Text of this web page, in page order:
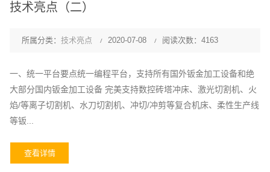
技术亮点（二）
所属分类： 技术亮点 2020-07-08 阅读次数：4163
一、统一平台要点统一编程平台，支持所有国外钣金加工设备和绝
大部分国内钣金加工设备 完美支持数控砖塔冲床、激光切割机、火
焰/等离子切割机、水刀切割机、冲切/冲剪等复合机床、柔性生产线
等钣...
查看详情